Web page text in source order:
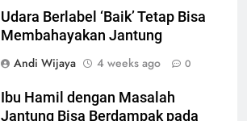
Udara Berlabel ‘Baik’ Tetap Bisa
Membahayakan Jantung
Andi Wijaya
4 weeks ago 0
Ibu Hamil dengan Masalah
Jantung Bisa Berdampak pada